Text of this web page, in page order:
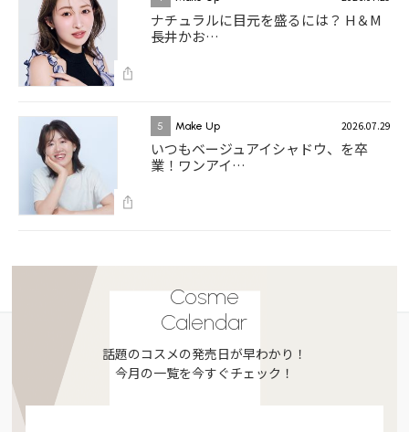
ナチュラルに目元を盛るには？ H＆M
長井かお…
5 Make Up 2026.07.29
いつもベージュアイシャドウ、を卒
業！ワンアイ…
Cosme
Calendar
話題のコスメの発売日が早わかり！
今月の一覧を今すぐチェック！